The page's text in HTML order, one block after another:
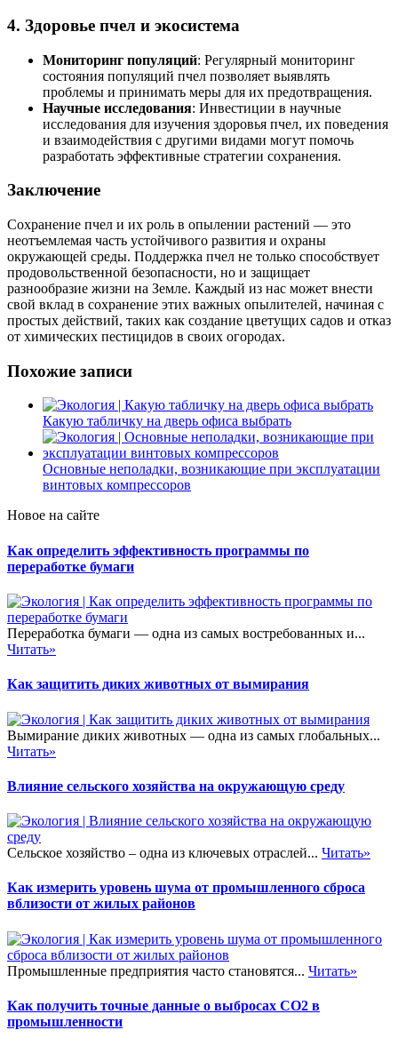
4. Здоровье пчел и экосистема
Мониторинг популяций: Регулярный мониторинг
состояния популяций пчел позволяет выявлять
проблемы и принимать меры для их предотвращения.
Научные исследования: Инвестиции в научные
исследования для изучения здоровья пчел, их поведения
и взаимодействия с другими видами могут помочь
разработать эффективные стратегии сохранения.
Заключение
Сохранение пчел и их роль в опылении растений — это
неотъемлемая часть устойчивого развития и охраны
окружающей среды. Поддержка пчел не только способствует
продовольственной безопасности, но и защищает
разнообразие жизни на Земле. Каждый из нас может внести
свой вклад в сохранение этих важных опылителей, начиная с
простых действий, таких как создание цветущих садов и отказ
от химических пестицидов в своих огородах.
Похожие записи
Какую табличку на дверь офиса выбрать
Основные неполадки, возникающие при эксплуатации
винтовых компрессоров
Новое на сайте
Как определить эффективность программы по
переработке бумаги
Переработка бумаги — одна из самых востребованных и...
Читать»
Как защитить диких животных от вымирания
Вымирание диких животных — одна из самых глобальных...
Читать»
Влияние сельского хозяйства на окружающую среду
Сельское хозяйство – одна из ключевых отраслей... Читать»
Как измерить уровень шума от промышленного сброса
вблизости от жилых районов
Промышленные предприятия часто становятся... Читать»
Как получить точные данные о выбросах CO2 в
промышленности